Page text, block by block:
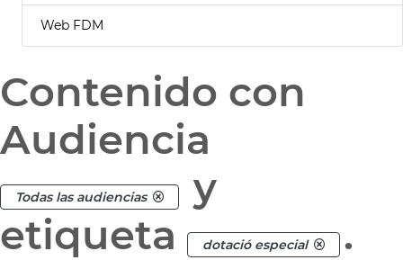
Web FDM
Contenido con
Audiencia
Todas las audiencias
y
etiqueta
dotació especial .